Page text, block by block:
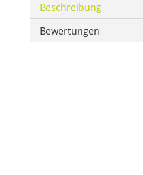
Beschreibung
Bewertungen